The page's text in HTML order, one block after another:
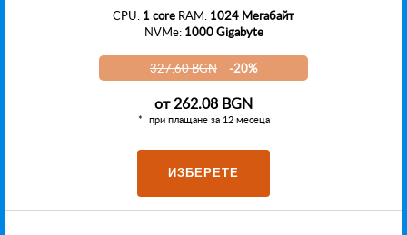
CPU: 1 core RAM: 1024 Мегабайт
NVMe: 1000 Gigabyte
327.60 BGN -20%
от262.08 BGN
при плащане за 12 месеца
ИЗБЕРЕТЕ